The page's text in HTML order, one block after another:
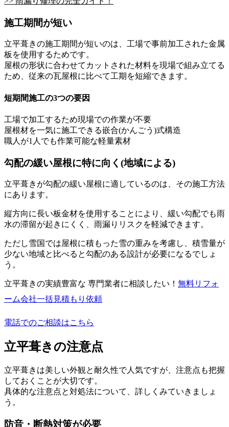
施工期間が短い
立平葺きの施工期間が短いのは、工場で事前加工された金属
板を使用するためです。
屋根の形状に合わせてカットされた材料を現場で組み立てる
ため、従来の瓦屋根に比べて工期を短縮できます。
短期間施工の3つの要因
工場で加工するため現場での作業が不要
屋根材を一気に施工できる嵌合(かんごう)式構造
職人が1人でも作業可能な軽量素材
勾配の緩い屋根に特に向く(地域による)
立平葺きが勾配の緩い屋根に適しているのは、その施工方法
にあります。
縦方向に長い板金材を使用することにより、緩い勾配でも雨
水の滞留が起きにくく、雨漏りリスクを軽減できます。
ただし雪国では屋根に積もった雪の重みを考慮し、積雪量が
少ない地域と比べると勾配のある設計が必要になるでしょ
う。
立平葺きの実績豊富な 専門業者に相談したい！ 無料リフォ
ーム会社一括見積もり依頼
電話でのご相談はこちら
立平葺きの注意点
立平葺きは美しい外観と耐久性で人気ですが、注意点も把握
しておくことが大切です。
具体的な注意点と対処法について、詳しくみていきましょ
う。
防音・断熱対策が必要